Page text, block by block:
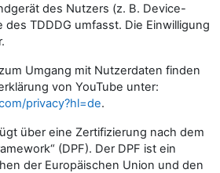
des Nutzers (z. B. Device-
des TDDDG umfasst. Die Einwilligung
Umgang mit Nutzerdaten finden
von YouTube unter:
privacy?hl=de.
über eine Zertifizierung nach dem
(DPF). Der DPF ist ein
der Europäischen Union und den